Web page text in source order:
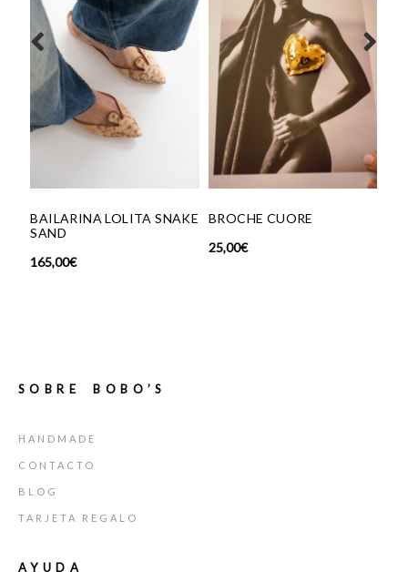
LOLITA SNAKE
BROCHE CUORE
SOBRE BOBO’S
HANDMADE
CONTACTO
BLOG
TARJETA REGALO
AYUDA